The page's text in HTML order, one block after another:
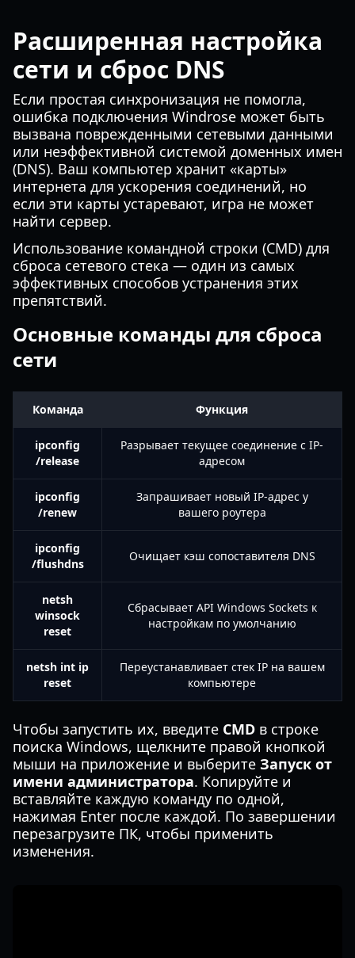
Расширенная настройка
сети и сброс DNS
Если простая синхронизация не помогла,
ошибка подключения Windrose может быть
вызвана поврежденными сетевыми данными
или неэффективной системой доменных имен
(DNS). Ваш компьютер хранит «карты»
интернета для ускорения соединений, но
если эти карты устаревают, игра не может
найти сервер.
Использование командной строки (CMD) для
сброса сетевого стека — один из самых
эффективных способов устранения этих
препятствий.
Основные команды для сброса
сети
Команда Функция
ipconfig
/release
Разрывает текущее соединение с IP-
адресом
ipconfig
/renew
Запрашивает новый IP-адрес у
вашего роутера
ipconfig
/flushdns
Очищает кэш сопоставителя DNS
netsh
winsock
reset
Сбрасывает API Windows Sockets к
настройкам по умолчанию
netsh int ip
reset
Переустанавливает стек IP на вашем
компьютере
Чтобы запустить их, введите CMD в строке
поиска Windows, щелкните правой кнопкой
мыши на приложение и выберите Запуск от
имени администратора. Копируйте и
вставляйте каждую команду по одной,
нажимая Enter после каждой. По завершении
перезагрузите ПК, чтобы применить
изменения.